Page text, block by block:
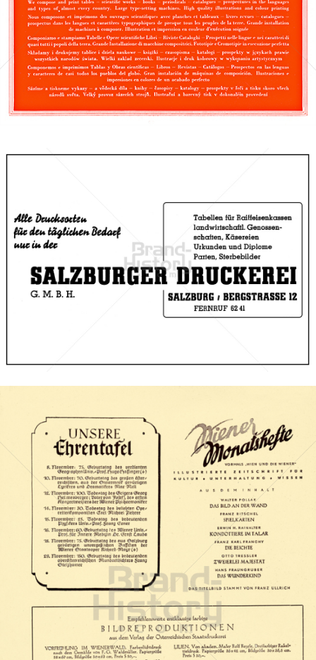
SALZBURGER DRUCKEREI
Salzburger Druckerei und Verlag
1949
Österreichische Staatsdruckerei
Österreichische Staatsdruckerei GmbH